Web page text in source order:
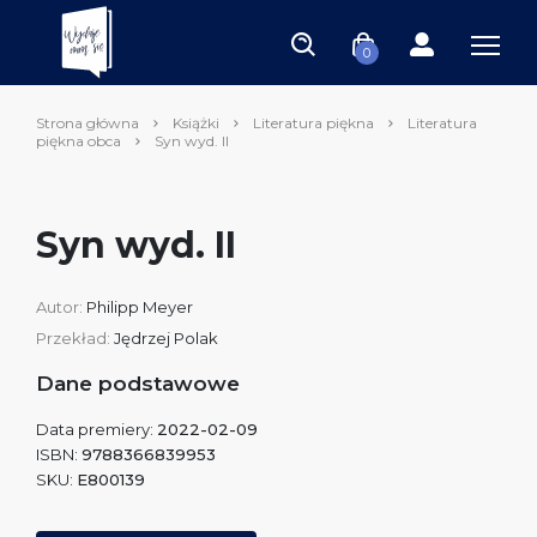
0
Strona główna Książki Literatura piękna
Literatura
piękna obca
Syn wyd. II
Syn wyd. II
Autor: Philipp Meyer
Przekład: Jędrzej Polak
Dane podstawowe
Data premiery: 2022-02-09
ISBN: 9788366839953
SKU: E800139